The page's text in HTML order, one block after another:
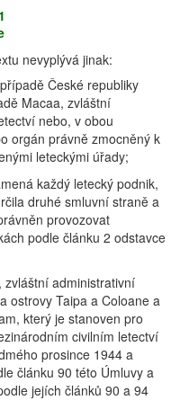
nevyplývá jinak:
České republiky
Macaa, zvláštní
nebo, v obou
orgán právně zmocněný k
leteckými úřady;
každý letecký podnik,
druhé smluvní straně a
provozovat
podle článku 2 odstavce
administrativní
ostrovy Taipa a Coloane a
který je stanoven pro
civilním letectví
prosince 1944 a
článku 90 této Úmluvy a
jejích článků 90 a 94